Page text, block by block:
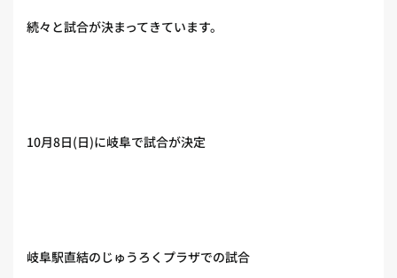
続々と試合が決まってきています。
10月8日(日)に岐阜で試合が決定
岐阜駅直結のじゅうろくプラザでの試合